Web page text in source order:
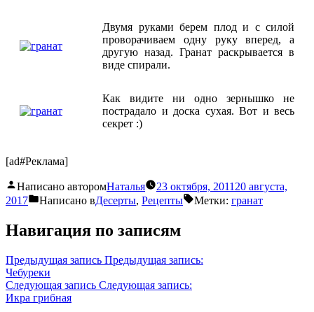
Двумя руками берем плод и с силой
проворачиваем одну руку вперед, а
другую назад. Гранат раскрывается в
виде спирали.
Как видите ни одно зернышко не
пострадало и доска сухая. Вот и весь
секрет :)
[ad#Реклама]
Написано авторомНаталья 23 октября, 2011 20 августа,
2017
Написано вДесерты, Рецепты Метки: гранат
Навигация по записям
Предыдущая запись Предыдущая запись:
Чебуреки
Следующая запись Следующая запись:
Икра грибная